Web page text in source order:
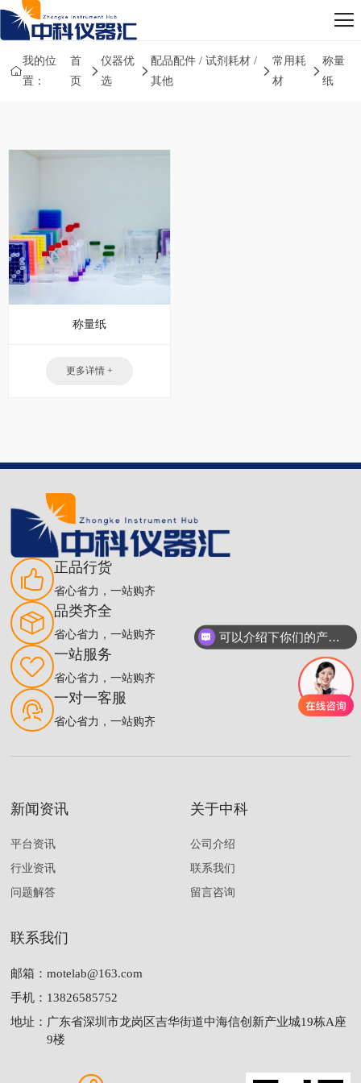
我的位
置：
首
页
仪器优
选
配品配件 / 试剂耗材 /
其他
常用耗
材
称量
纸
称量纸
更多详情 +
正品行货
省心省力，一站购齐
品类齐全
省心省力，一站购齐
一站服务
省心省力，一站购齐
一对一客服
省心省力，一站购齐
新闻资讯
平台资讯
行业资讯
问题解答
关于中科
公司介绍
联系我们
留言咨询
联系我们
邮箱：motelab@163.com
手机： 13826585752
地址： 广东省深圳市龙岗区吉华街道中海信创新产业城19栋A座
9楼
可以介绍下你们的产品么